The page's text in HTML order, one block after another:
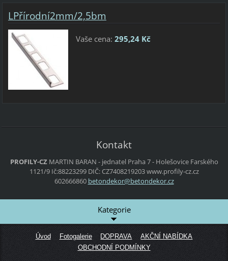
LPřírodní2mm/2,5bm
Vaše cena: 295,24 Kč
Kontakt
PROFILY-CZ MARTIN BARAN - jednatel Praha 7 - HolešoviceFarského
1121/9Ič:88223299 DIČ: CZ7408219203www.profily-cz.cz
602666860 betondekor@betondekor.cz
Kategorie
Úvod Fotogalerie DOPRAVA
AKČNÍ NABÍDKA
OBCHODNÍ PODMÍNKY